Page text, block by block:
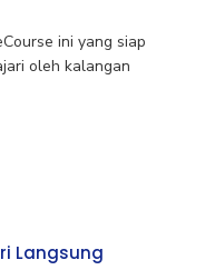
ini yang siap
oleh kalangan
Langsung